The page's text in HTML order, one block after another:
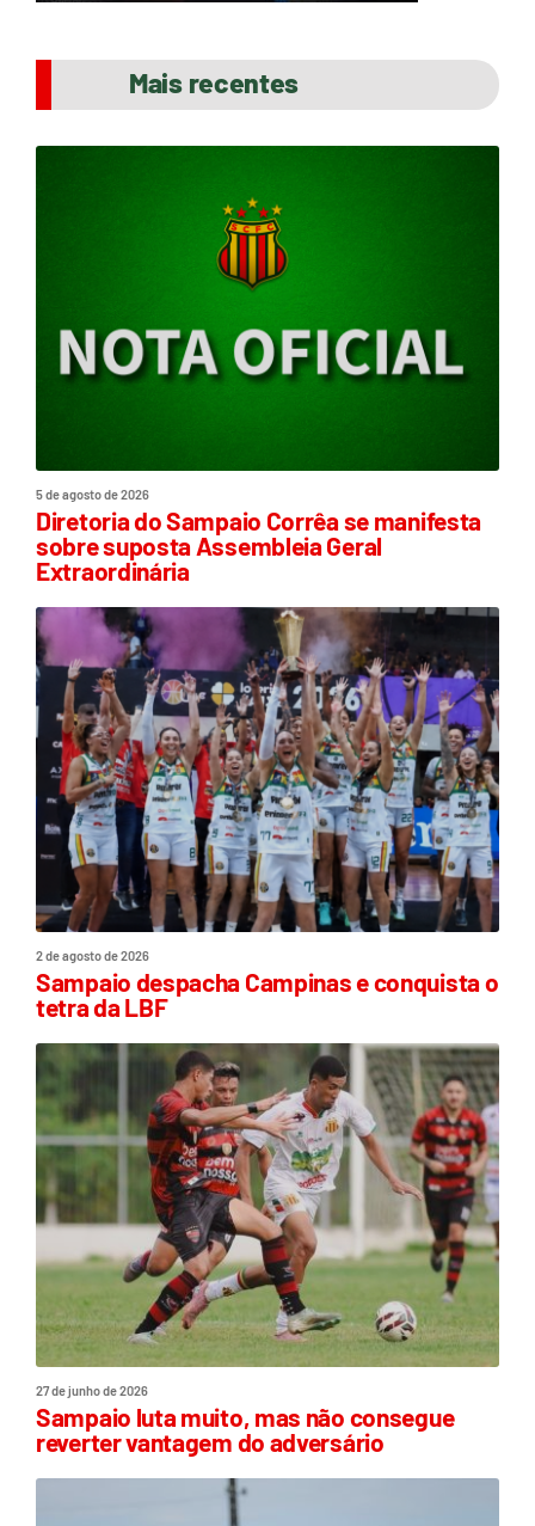
Mais recentes
5 de agosto de 2026
Diretoria do Sampaio Corrêa se manifesta
sobre suposta Assembleia Geral
Extraordinária
2 de agosto de 2026
Sampaio despacha Campinas e conquista o
tetra da LBF
27 de junho de 2026
Sampaio luta muito, mas não consegue
reverter vantagem do adversário